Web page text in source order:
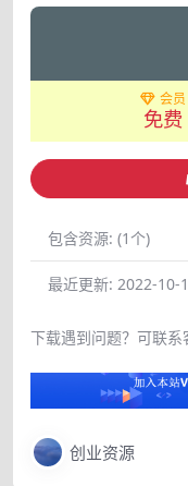
会员
免费
包含资源: (1个)
最近更新: 2022-10-
下载遇到问题？可联系
创业资源